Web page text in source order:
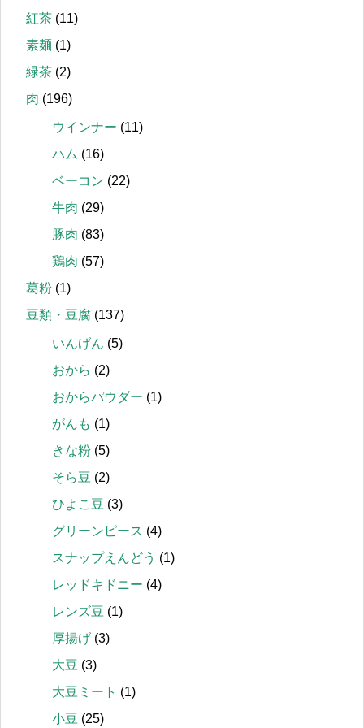
紅茶 (11)
素麺 (1)
緑茶 (2)
肉 (196)
ウインナー (11)
ハム (16)
ベーコン (22)
牛肉 (29)
豚肉 (83)
鶏肉 (57)
葛粉 (1)
豆類・豆腐 (137)
いんげん (5)
おから (2)
おからパウダー (1)
がんも (1)
きな粉 (5)
そら豆 (2)
ひよこ豆 (3)
グリーンピース (4)
スナップえんどう (1)
レッドキドニー (4)
レンズ豆 (1)
厚揚げ (3)
大豆 (3)
大豆ミート (1)
小豆 (25)